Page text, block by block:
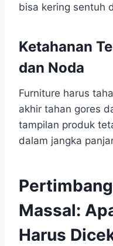
bisa kering sentuh
Ketahanan
dan Noda
Furniture harus
akhir tahan gores
tampilan produk
dalam jangka
Massal:
Harus